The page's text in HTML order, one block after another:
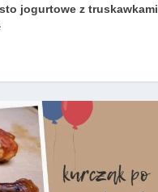
jogurtowe z truskawkami